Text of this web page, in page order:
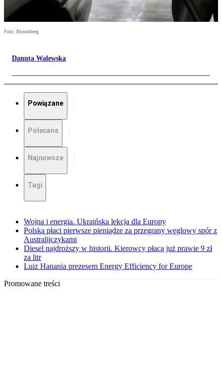
Foto: Bloomberg
Danuta Walewska
Powiązane
Polecane
Najnowsze
Tagi
Wojna i energia. Ukraińska lekcja dla Europy
Polska płaci pierwsze pieniądze za przegrany węglowy spór z
Australijczykami
Diesel najdroższy w historii. Kierowcy płacą już prawie 9 zł
za litr
Luiz Hanania prezesem Energy Efficiency for Europe
Promowane treści